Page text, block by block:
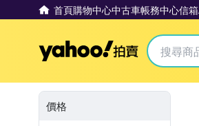
首頁購物中心中古車帳務中心信箱
Yahoo拍賣
價格